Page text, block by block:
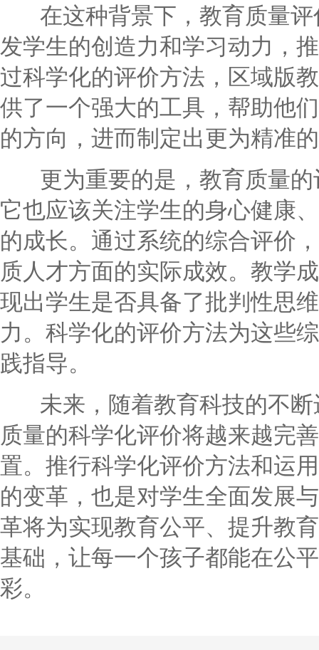
在这种背景下，教育质量评
发学生的创造力和学习动力，
过科学化的评价方法，区域版
供了一个强大的工具，帮助他
的方向，进而制定出更为精准
更为重要的是，教育质量的
它也应该关注学生的身心健康
的成长。通过系统的综合评价
质人才方面的实际成效。教学
现出学生是否具备了批判性思
力。科学化的评价方法为这些
践指导。
未来，随着教育科技的不断
质量的科学化评价将越来越完
置。推行科学化评价方法和运
的变革，也是对学生全面发展
革将为实现教育公平、提升教
基础，让每一个孩子都能在公
彩。